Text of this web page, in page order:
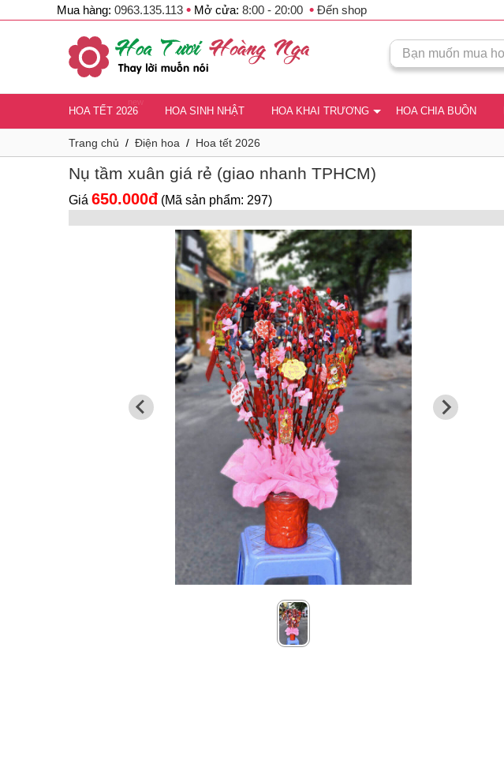
Mua hàng: 0963.135.113 • Mở cửa: 8:00 - 20:00 • Đến shop
new
HOA TẾT 2026 HOA SINH NHẬT HOA KHAI TRƯƠNG HOA CHIA BUỒN
Trang chủ / Điện hoa / Hoa tết 2026
Nụ tầm xuân giá rẻ (giao nhanh TPHCM)
Giá 650.000đ (Mã sản phẩm: 297)